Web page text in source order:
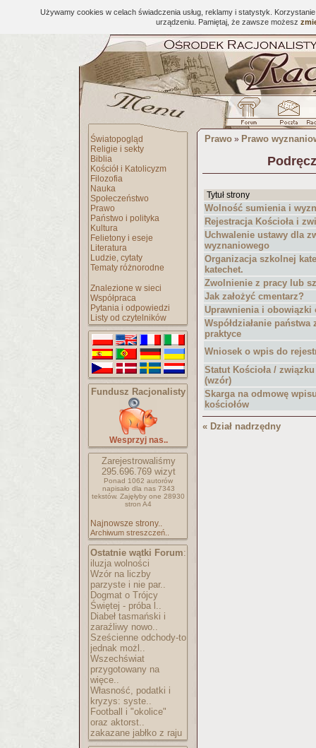
Używamy cookies w celach świadczenia usług, reklamy i statystyk.
urządzeniu. Pamiętaj, że zawsze możesz
Światopogląd
Religie i sekty
Biblia
Kościół i Katolicyzm
Filozofia
Nauka
Społeczeństwo
Prawo
Państwo i polityka
Kultura
Felietony i eseje
Literatura
Ludzie, cytaty
Tematy różnorodne
Znalezione w sieci
Współpraca
Pytania i odpowiedzi
Listy od czytelników
Fundusz Racjonalisty
Wesprzyj nas..
Zarejestrowaliśmy
295.696.769wizyt
Ponad 1062 autorów
napisało dla nas 7343
tekstów. Zajęłyby one 28930
stron A4
Najnowsze strony..
Archiwum streszczeń..
Ostatnie wątki Forum:
iluzja wolności
Wzór na liczby
parzyste i nie par..
Dogmat o Trójcy
Świętej - próba l..
Diabeł tasmański i
zaraźliwy nowo..
Sześcienne odchody-to
jednak możl..
Wszechświat
przygotowany na
więce..
Własność, podatki i
kryzys: syste..
Football i "okolice"
oraz aktorst..
zakazane jabłko z raju
Prawo » Prawo
Tytuł strony
Wolność sumienia i
Rejestracja Kościoła i
Uchwalenie ustawy dla
wyznaniowego
Organizacja szkolnej
katechet.
Zwolnienie z pracy lub
Jak założyć cmentarz?
Uprawnienia i obowiązki
Współdziałanie państwa
praktyce
Wniosek o wpis do
Statut Kościoła /
(wzór)
Skarga na odmowę
kościołów
« Dział nadrzędny